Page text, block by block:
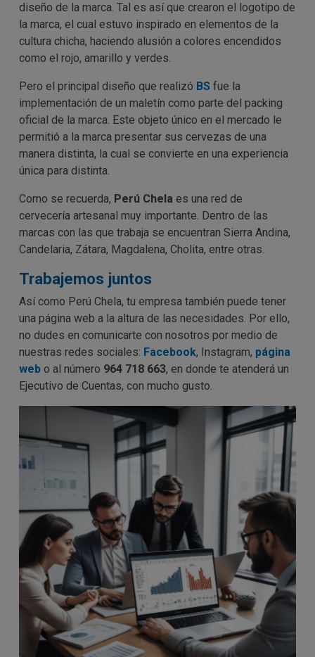
diseño de la marca. Tal es así que crearon el logotipo de
la marca, el cual estuvo inspirado en elementos de la
cultura chicha, haciendo alusión a colores encendidos
como el rojo, amarillo y verdes.
Pero el principal diseño que realizó BS fue la
implementación de un maletín como parte del packing
oficial de la marca. Este objeto único en el mercado le
permitió a la marca presentar sus cervezas de una
manera distinta, la cual se convierte en una experiencia
única para distinta.
Como se recuerda, Perú Chela es una red de
cervecería artesanal muy importante. Dentro de las
marcas con las que trabaja se encuentran Sierra Andina,
Candelaria, Zátara, Magdalena, Cholita, entre otras.
Trabajemos juntos
Así como Perú Chela, tu empresa también puede tener
una página web a la altura de las necesidades. Por ello,
no dudes en comunicarte con nosotros por medio de
nuestras redes sociales: Facebook, Instagram, página
web o al número 964 718 663, en donde te atenderá un
Ejecutivo de Cuentas, con mucho gusto.